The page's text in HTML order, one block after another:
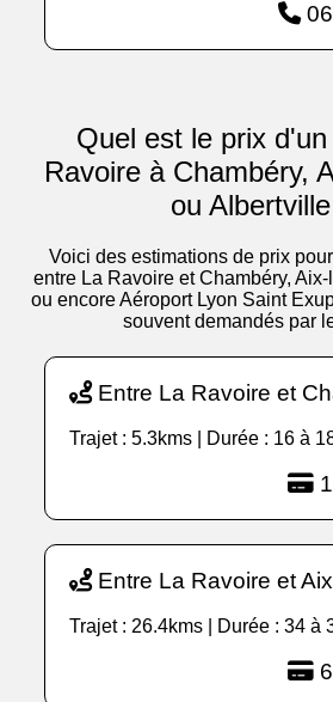
06
Quel est le prix
Ravoire à Chambéry,
ou
Voici des estimations de prix
entre La Ravoire et Chambéry,
ou encore Aéroport Lyon Saint
souvent demandés par
Entre La Ravoire et
Trajet : 5.3kms | Durée : 16 à
Entre La Ravoire et
Trajet : 26.4kms | Durée : 34 à